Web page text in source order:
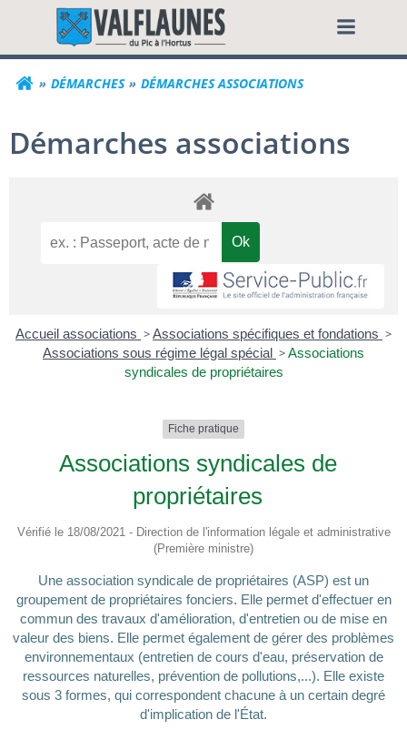
contenuCommune de
DÉMARCHES DÉMARCHES ASSOCIATIONS
Démarches associations
Accueil associations >Associations spécifiques et fondations >
Associations sous régime légal spécial >Associations
syndicales de propriétaires
Fiche pratique
Associations syndicales de
propriétaires
Vérifié le 18/08/2021 - Direction de l'information légale et administrative
(Première ministre)
Une association syndicale de propriétaires (ASP) est un
groupement de propriétaires fonciers. Elle permet d'effectuer en
commun des travaux d'amélioration, d'entretien ou de mise en
valeur des biens. Elle permet également de gérer des problèmes
environnementaux (entretien de cours d'eau, préservation de
ressources naturelles, prévention de pollutions,...). Elle existe
sous 3 formes, qui correspondent chacune à un certain degré
d'implication de l'État.